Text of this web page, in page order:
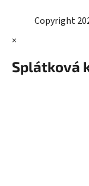
Copyright
×
Splátková